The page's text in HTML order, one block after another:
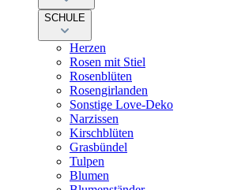
SCHULE
Herzen
Rosen mit Stiel
Rosenblüten
Rosengirlanden
Sonstige Love-Deko
Narzissen
Kirschblüten
Grasbündel
Tulpen
Blumen